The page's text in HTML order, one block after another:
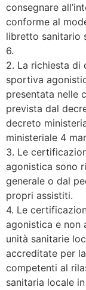
consegnare
conforme al
libretto sanitario
6.
2. La richiesta di
sportiva
presentata nelle
prevista dal
decreto
ministeriale 4
3. Le
agonistica sono
generale o dal
propri assistiti.
4. Le
agonistica e non
unità sanitarie
accreditate per
competenti al
sanitaria locale